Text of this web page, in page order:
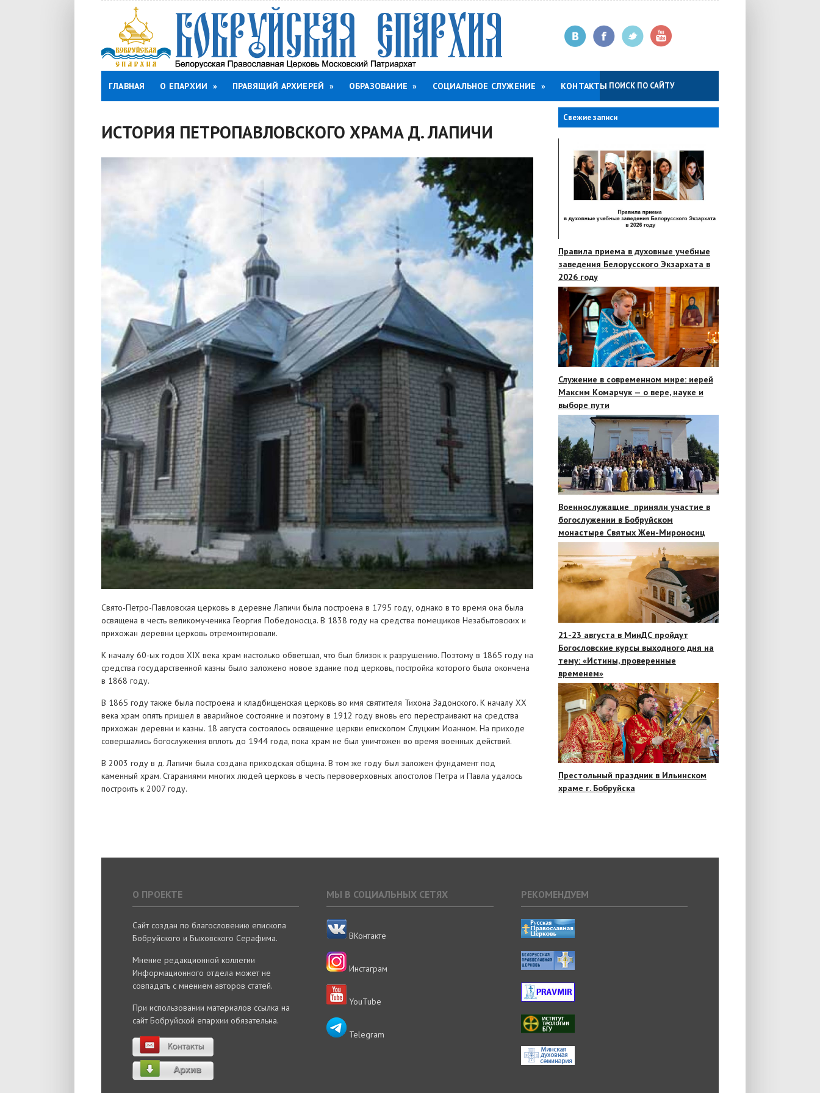
ГЛАВНАЯ О ЕПАРХИИ » ПРАВЯЩИЙ АРХИЕРЕЙ » ОБРАЗОВАНИЕ » СОЦИАЛЬНОЕ СЛУЖЕНИЕ » КОНТАКТЫ
ИСТОРИЯ ПЕТРОПАВЛОВСКОГО ХРАМА Д. ЛАПИЧИ
Свято-Петро-Павловская церковь в деревне Лапичи была построена в 1795 году, однако в то время она была
освящена в честь великомученика Георгия Победоносца. В 1838 году на средства помещиков Незабытовских и
прихожан деревни церковь отремонтировали.
К началу 60-ых годов XIX века храм настолько обветшал, что был близок к разрушению. Поэтому в 1865 году на
средства государственной казны было заложено новое здание под церковь, постройка которого была окончена
в 1868 году.
В 1865 году также была построена и кладбищенская церковь во имя святителя Тихона Задонского. К началу XX
века храм опять пришел в аварийное состояние и поэтому в 1912 году вновь его перестраивают на средства
прихожан деревни и казны. 18 августа состоялось освящение церкви епископом Слуцким Иоанном. На приходе
совершались богослужения вплоть до 1944 года, пока храм не был уничтожен во время военных действий.
В 2003 году в д. Лапичи была создана приходская община. В том же году был заложен фундамент под
каменный храм. Стараниями многих людей церковь в честь первоверховных апостолов Петра и Павла удалось
построить к 2007 году.
Свежие записи
Правила приема в духовные учебные
заведения Белорусского Экзархата в
2026 году
Служение в современном мире: иерей
Максим Комарчук — о вере, науке и
выборе пути
Военнослужащие приняли участие в
богослужении в Бобруйском
монастыре Святых Жен-Мироносиц
21-23 августа в МинДС пройдут
Богословские курсы выходного дня на
тему: «Истины, проверенные
временем»
Престольный праздник в Ильинском
храме г. Бобруйска
О ПРОЕКТЕ
Сайт создан по благословению епископа
Бобруйского и Быховского Серафима.
Мнение редакционной коллегии
Информационного отдела может не
совпадать с мнением авторов статей.
При использовании материалов ссылка на
сайт Бобруйской епархии обязательна.
МЫ В СОЦИАЛЬНЫХ СЕТЯХ
ВКонтакте
Инстаграм
YouTube
Telegram
РЕКОМЕНДУЕМ